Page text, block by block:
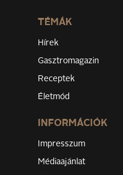
TÉMÁK
Hírek
Gasztromagazin
Receptek
Életmód
INFORMÁCIÓK
Impresszum
Médiaajánlat